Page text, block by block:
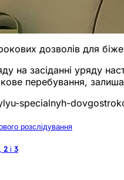
дозволів для
на засіданні уряду
перебування,
specialnyh-
розслідування
2 і 3